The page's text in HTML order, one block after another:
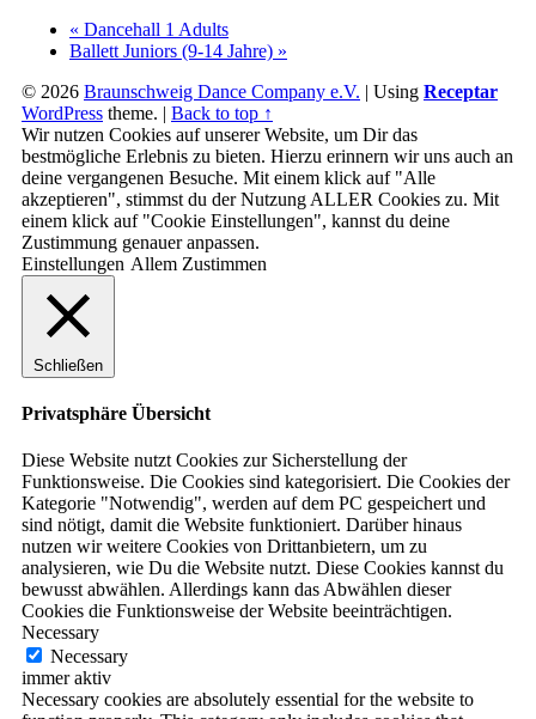
« Dancehall 1 Adults
Ballett Juniors (9-14 Jahre) »
© 2026 Braunschweig Dance Company e.V. | Using Receptar
WordPress theme. | Back to top ↑
Wir nutzen Cookies auf unserer Website, um Dir das
bestmögliche Erlebnis zu bieten. Hierzu erinnern wir uns auch an
deine vergangenen Besuche. Mit einem klick auf "Alle
akzeptieren", stimmst du der Nutzung ALLER Cookies zu. Mit
einem klick auf "Cookie Einstellungen", kannst du deine
Zustimmung genauer anpassen.
Einstellungen Allem Zustimmen
Schließen
Privatsphäre Übersicht
Diese Website nutzt Cookies zur Sicherstellung der
Funktionsweise. Die Cookies sind kategorisiert. Die Cookies der
Kategorie "Notwendig", werden auf dem PC gespeichert und
sind nötigt, damit die Website funktioniert. Darüber hinaus
nutzen wir weitere Cookies von Drittanbietern, um zu
analysieren, wie Du die Website nutzt. Diese Cookies kannst du
bewusst abwählen. Allerdings kann das Abwählen dieser
Cookies die Funktionsweise der Website beeinträchtigen.
Necessary
Necessary
immer aktiv
Necessary cookies are absolutely essential for the website to